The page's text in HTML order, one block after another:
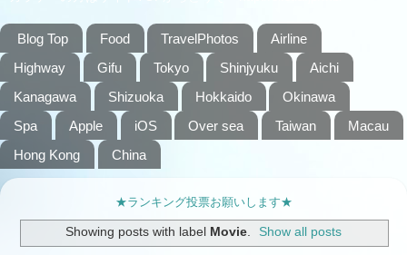
Blog Top Food TravelPhotos
Airline
Highway
Gifu Tokyo Shinjyuku
Aichi
Kanagawa
Shizuoka Hokkaido
Okinawa
Spa
Apple iOS Over sea Taiwan
Macau
Hong Kong
China
★ランキング投票お願いします★
Showing posts with label Movie. Show all posts